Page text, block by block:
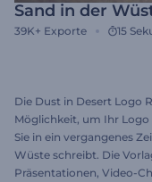
Sand in der
39K+ Exporte 15
Die Dust in Desert Logo
Möglichkeit, um Ihr Logo
Sie in ein vergangenes
Wüste schreibt. Die
Präsentationen, Video-